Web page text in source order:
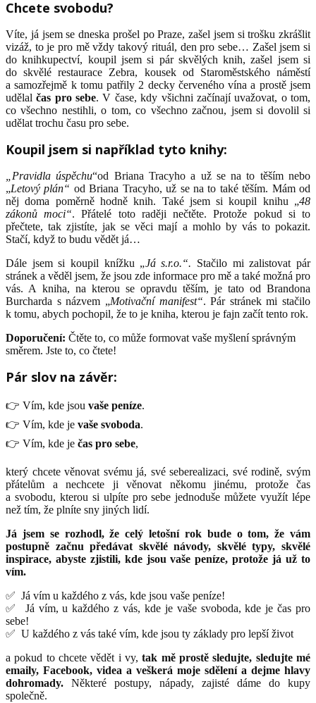
Chcete svobodu?
Víte, já jsem se dneska prošel po Praze, zašel jsem si trošku zkrášlit
vizáž, to je pro mě vždy takový rituál, den pro sebe… Zašel jsem si
do knihkupectví, koupil jsem si pár skvělých knih, zašel jsem si
do skvělé restaurace Zebra, kousek od Staroměstského náměstí
a samozřejmě k tomu patřily 2 decky červeného vína a prostě jsem
udělalčas pro sebe. V čase, kdy všichni začínají uvažovat, o tom,
co všechno nestihli, o tom, co všechno začnou, jsem si dovolil si
udělat trochu času pro sebe.
Koupil jsem si například tyto knihy:
„Pravidla úspěchu“od Briana Tracyho a už se na to těším nebo
„Letový plán“ od Briana Tracyho, už se na to také těším. Mám od
něj doma poměrně hodně knih. Také jsem si koupil knihu „48
zákonů moci“. Přátelé toto raději nečtěte. Protože pokud si to
přečtete, tak zjistíte, jak se věci mají a mohlo by vás to pokazit.
Stačí, když to budu vědět já…
Dále jsem si koupil knížku „Já s.r.o.“. Stačilo mi zalistovat pár
stránek a věděl jsem, že jsou zde informace pro mě a také možná pro
vás. A kniha, na kterou se opravdu těším, je tato od Brandona
Burcharda s názvem „Motivační manifest“. Pár stránek mi stačilo
k tomu, abych pochopil, že to je kniha, kterou je fajn začít tento rok.
Doporučení: Čtěte to, co může formovat vaše myšlení správným
směrem. Jste to, co čtete!
Pár slov na závěr:
👉 Vím, kde jsou vaše peníze.
👉 Vím, kde je vaše svoboda.
👉 Vím, kde je čas pro sebe,
který chcete věnovat svému já, své seberealizaci, své rodině, svým
přátelům a nechcete ji věnovat někomu jinému, protože čas
a svobodu, kterou si ulpíte pro sebe jednoduše můžete využít lépe
než tím, že plníte sny jiných lidí.
Já jsem se rozhodl, že celý letošní rok bude o tom, že vám
postupně začnu předávat skvělé návody, skvělé typy, skvělé
inspirace, abyste zjistili, kde jsou vaše peníze, protože já už to
vím.
✅ Já vím u každého z vás, kde jsou vaše peníze!
✅ Já vím, u každého z vás, kde je vaše svoboda, kde je čas pro
sebe!
✅ U každého z vás také vím, kde jsou ty základy pro lepší život
a pokud to chcete vědět i vy,tak mě prostě sledujte, sledujte mé
emaily, Facebook, videa a veškerá moje sdělení a dejme hlavy
dohromady. Některé postupy, nápady, zajisté dáme do kupy
společně.